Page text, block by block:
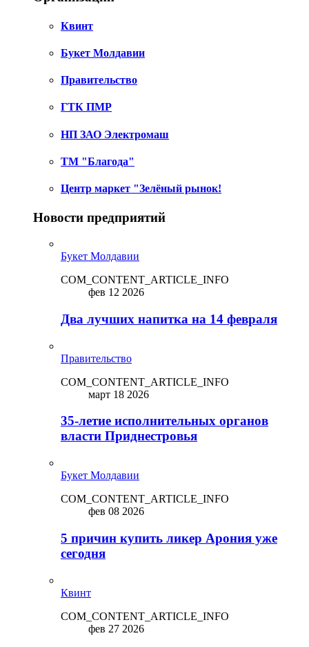
Квинт
Букет Молдавии
Правительство
ГТК ПМР
НП ЗАО Электромаш
ТМ "Благода"
Центр маркет "Зелёный рынок!
Новости предприятий
Букет Молдавии
COM_CONTENT_ARTICLE_INFO
фев 12 2026
Два лучших напитка на 14 февраля
Правительство
COM_CONTENT_ARTICLE_INFO
март 18 2026
35-летие исполнительных органов
власти Приднестровья
Букет Молдавии
COM_CONTENT_ARTICLE_INFO
фев 08 2026
5 причин купить ликep Арония уже
сегодня
Квинт
COM_CONTENT_ARTICLE_INFO
фев 27 2026